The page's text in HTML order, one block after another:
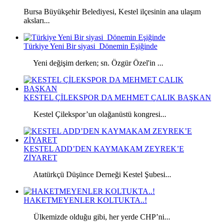
Bursa Büyükşehir Belediyesi, Kestel ilçesinin ana ulaşım
aksları...
Türkiye Yeni Bir siyasi Dönemin Eşiğinde
Yeni değişim derken; sn. Özgür Özel'in ...
KESTEL ÇİLEKSPOR DA MEHMET ÇALIK BAŞKAN
Kestel Çilekspor’un olağanüstü kongresi...
KESTEL ADD’DEN KAYMAKAM ZEYREK’E
ZİYARET
Atatürkçü Düşünce Derneği Kestel Şubesi...
HAKETMEYENLER KOLTUKTA..!
Ülkemizde olduğu gibi, her yerde CHP’ni...